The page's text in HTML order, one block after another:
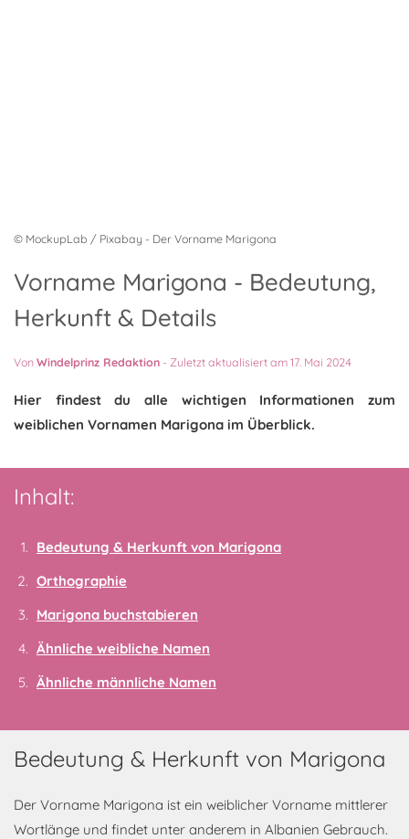
© MockupLab / Pixabay - Der Vorname Marigona
Vorname Marigona - Bedeutung,
Herkunft & Details
VonWindelprinz Redaktion - Zuletzt aktualisiert am 17. Mai 2024
Hier findest du alle wichtigen Informationen zum
weiblichen Vornamen Marigona im Überblick.
Inhalt:
Bedeutung & Herkunft von Marigona
Orthographie
Marigona buchstabieren
Ähnliche weibliche Namen
Ähnliche männliche Namen
Bedeutung & Herkunft von Marigona
Der Vorname Marigona ist ein weiblicher Vorname mittlerer
Wortlänge und findet unter anderem in Albanien Gebrauch.